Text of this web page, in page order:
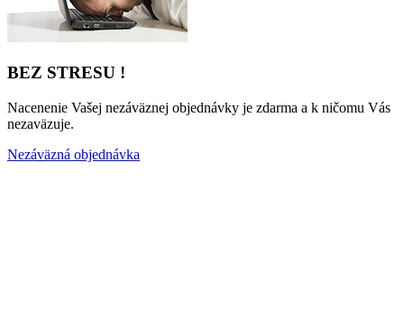
BEZ STRESU !
Nacenenie Vašej nezáväznej objednávky je zdarma a k ničomu Vás
nezaväzuje.
Nezáväzná objednávka